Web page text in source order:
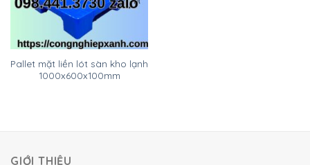
Pallet mặt liền lót sàn kho lạnh
1000x600x100mm
GIỚI THIỆU